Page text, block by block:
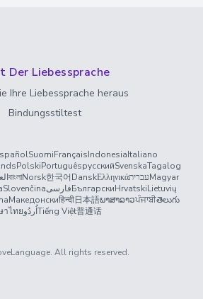
Der Liebessprache
Ihre Liebessprache heraus
Bindungsstiltest
SuomiFrançaisIndonesiaItaliano
PolskiPortuguêsрусскийSvenskaTagalog
বাংলাNorsk한국어DanskΕλληνικάעבריתMagyar
SlovenčinaفارسیБългарскиHrvatskiLietuvių
Македонскиहिन्दी日本語ພາສາລາວਪੰਜਾਬੀతెలుగు
าไทยاُردُوTiếng Việt普通话
. All rights reserved.